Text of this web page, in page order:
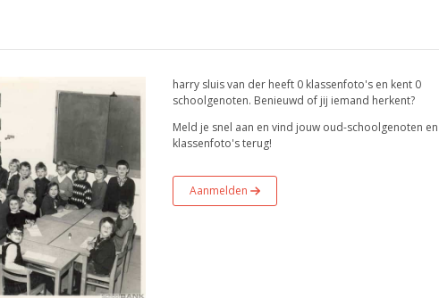
harry sluis van der heeft 0 klassenfoto's en kent 0
schoolgenoten. Benieuwd of jij iemand herkent?
Meld je snel aan en vind jouw oud-schoolgenoten en
klassenfoto's terug!
Aanmelden